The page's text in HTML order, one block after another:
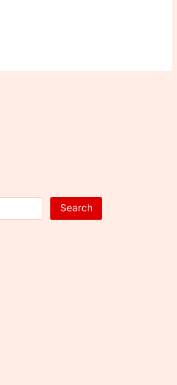
Search